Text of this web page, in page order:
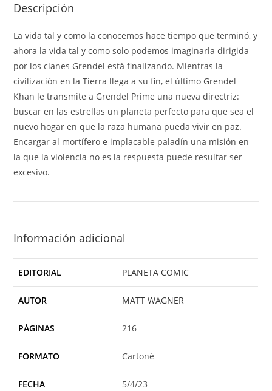
Descripción
La vida tal y como la conocemos hace tiempo que terminó, y
ahora la vida tal y como solo podemos imaginarla dirigida
por los clanes Grendel está finalizando. Mientras la
civilización en la Tierra llega a su fin, el último Grendel
Khan le transmite a Grendel Prime una nueva directriz:
buscar en las estrellas un planeta perfecto para que sea el
nuevo hogar en que la raza humana pueda vivir en paz.
Encargar al mortífero e implacable paladín una misión en
la que la violencia no es la respuesta puede resultar ser
excesivo.
Información adicional
EDITORIAL PLANETA COMIC
AUTOR MATT WAGNER
PÁGINAS 216
FORMATO Cartoné
FECHA 5/4/23